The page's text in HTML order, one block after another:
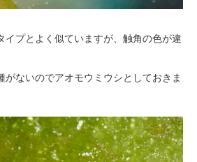
イプとよく似ていますが、触角の色が違
がないのでアオモウミウシとしておきま